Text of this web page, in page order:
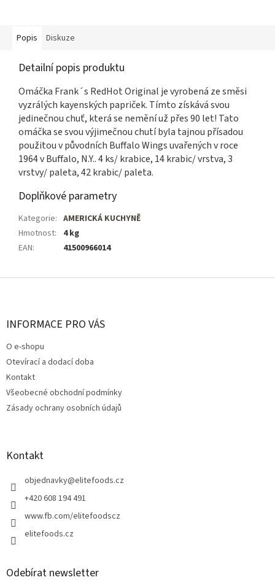
Popis Diskuze
Detailní popis produktu
Omáčka Frank´s RedHot Original je vyrobená ze směsi
vyzrálých kayenských papriček. Tímto získává svou
jedinečnou chuť, která se nemění už přes 90 let! Tato
omáčka se svou výjimečnou chutí byla tajnou přísadou
použitou v původních Buffalo Wings uvařených v roce
1964 v Buffalo, N.Y.. 4 ks/ krabice, 14 krabic/ vrstva, 3
vrstvy/ paleta, 42 krabic/ paleta.
Doplňkové parametry
Kategorie: AMERICKÁ KUCHYNĚ
Hmotnost:
4 kg
EAN: 41500966014
Z
INFORMACE PRO VÁS
O e-shopu
Otevírací a dodací doba
Kontakt
Všeobecné obchodní podmínky
Zásady ochrany osobních údajů
Kontakt
objednavky@elitefoods.cz
+420 608 194 491
www.fb.com/elitefoodscz
elitefoods.cz
Odebírat newsletter